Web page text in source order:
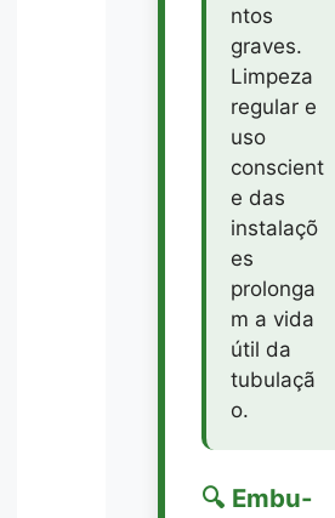
ntos
graves.
Limpeza
regular e
uso
conscient
e das
instalaçõ
es
prolonga
m a vida
útil da
tubulaçã
o.
🔍 Embu-